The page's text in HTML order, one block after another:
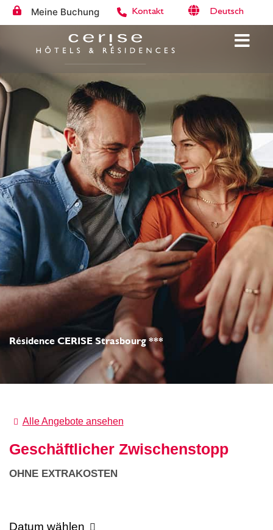
Meine Buchung Kontakt Deutsch
Résidence CERISE Strasbourg ***
Alle Angebote ansehen
Geschäftlicher Zwischenstopp
OHNE EXTRAKOSTEN
Datum wählen